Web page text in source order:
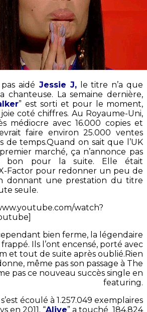
aidé Jessie J,le titre n’a que
chanteuse. La semaine dernière,
” est sorti et pour le moment,
joie coté chiffres. Au Royaume-Uni,
médiocre avec 16.000 copies et
faire environ 25.000 ventes
de temps.Quand on sait que l’UK
marché, ça n’annonce pas
bon pour la suite. Elle était
Factor pour redonner un peu de
donnant une prestation du titre
seule.
watch?
bien ferme, la légendaire
Ils l’ont encensé, porté avec
et tout de suite après oublié.Rien
même pas son passage à The
pas ce nouveau succès single en
featuring.
s’est écoulé à 1.257.049 exemplaires
en 2011. “Alive” a touché 184.824